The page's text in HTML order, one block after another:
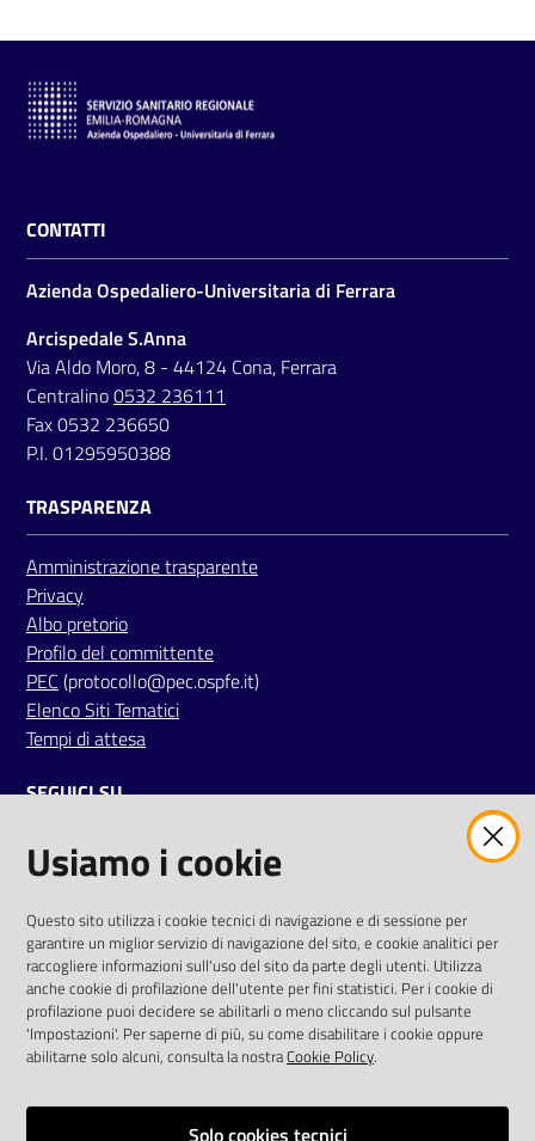
CONTATTI
Azienda Ospedaliero-Universitaria di Ferrara
Arcispedale S.Anna
Via Aldo Moro, 8 - 44124 Cona, Ferrara
Centralino0532 236111
Fax 0532 236650
P.I. 01295950388
TRASPARENZA
Amministrazione trasparente
Privacy
Albo pretorio
Profilo del committente
PEC (protocollo@pec.ospfe.it)
Elenco Siti Tematici
Tempi di attesa
SEGUICI SU
twitterfacebookyoutube
AREA DIPENDENTI
Posta Elettronica Aziendale
Cloud aziendale(manuale di istruzioni)
Portale del Dipendente
Sito intranet
Usiamo i cookie
Questo sito utilizza i cookie tecnici di navigazione e di sessione per
garantire un miglior servizio di navigazione del sito, e cookie analitici per
raccogliere informazioni sull'uso del sito da parte degli utenti. Utilizza
anche cookie di profilazione dell'utente per fini statistici. Per i cookie di
profilazione puoi decidere se abilitarli o meno cliccando sul pulsante
'Impostazioni'. Per saperne di più, su come disabilitare i cookie oppure
abilitarne solo alcuni, consulta la nostraCookie Policy.
Solo cookies tecnici